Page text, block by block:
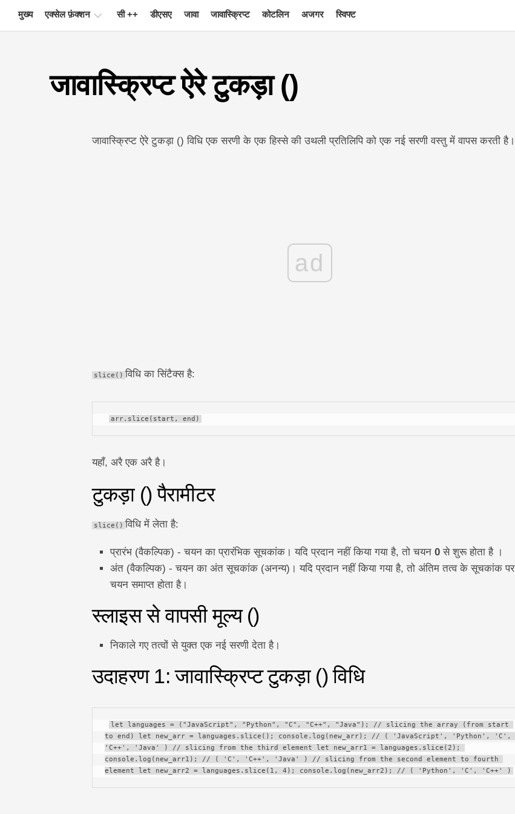
content
मुख्य एक्सेल फ़ंक्शन
एक्सेल
टिप्स
सी ++ डीएसए जावा जावास्क्रिप्ट कोटलिन अजगर स्विफ्ट
जावास्क्रिप्ट ऐरे टुकड़ा ()
जावास्क्रिप्ट ऐरे टुकड़ा () विधि एक सरणी के एक हिस्से की उथली प्रतिलिपि को एक नई सरणी वस्तु में वापस करती है।
ad
slice() विधि का सिंटैक्स है:
arr.slice(start, end)
यहाँ, अरै एक अरै है।
टुकड़ा () पैरामीटर
slice() विधि में लेता है:
प्रारंभ (वैकल्पिक) - चयन का प्रारंभिक सूचकांक। यदि प्रदान नहीं किया गया है, तो चयन 0से शुरू होता है ।
अंत (वैकल्पिक) - चयन का अंत सूचकांक (अनन्य)। यदि प्रदान नहीं किया गया है, तो अंतिम तत्व के सूचकांक पर
चयन समाप्त होता है।
स्लाइस से वापसी मूल्य ()
निकाले गए तत्वों से युक्त एक नई सरणी देता है।
उदाहरण 1: जावास्क्रिप्ट टुकड़ा () विधि
let languages = ("JavaScript", "Python", "C", "C++", "Java"); // slicing the array (from start
to end) let new_arr = languages.slice(); console.log(new_arr); // ( 'JavaScript', 'Python', 'C',
'C++', 'Java' ) // slicing from the third element let new_arr1 = languages.slice(2);
console.log(new_arr1); // ( 'C', 'C++', 'Java' ) // slicing from the second element to fourth
element let new_arr2 = languages.slice(1, 4); console.log(new_arr2); // ( 'Python', 'C', 'C++' )